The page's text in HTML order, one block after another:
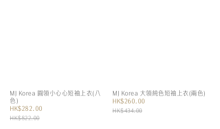
MJ Korea 圓領小心心短袖上衣(八
色)
HK$282.00
HK$822.00
MJ Korea 大領純色短袖上衣(兩色)
HK$260.00
HK$434.00